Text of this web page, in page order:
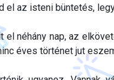
el az isteni büntetés,
el néhány nap, az
éves történet jut